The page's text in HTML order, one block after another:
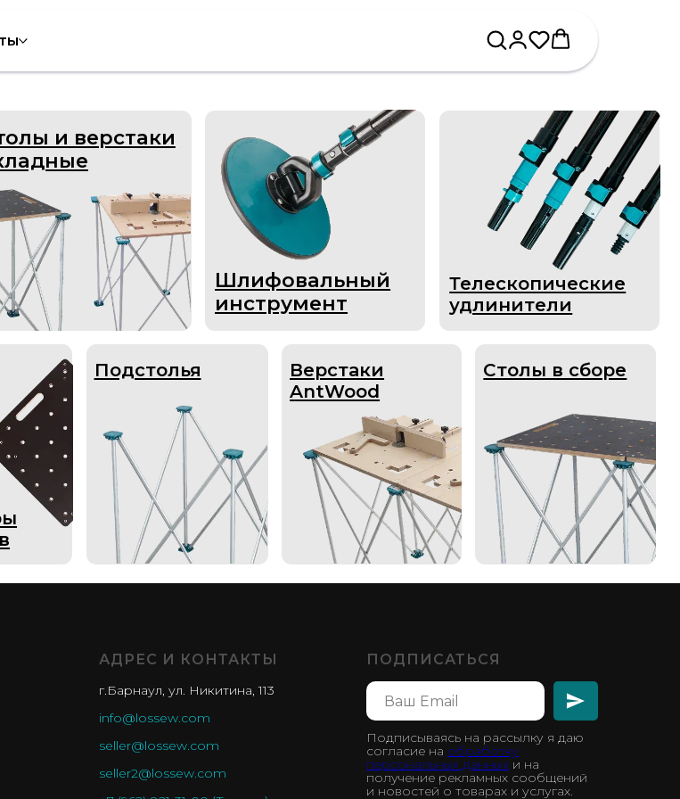
Шлифовальный
инструмент
удлинители
Подстолья
АДРЕС И КОНТАКТЫ
г.Барнаул, ул. Никитина, 113
info@lossew.com
seller@lossew.com
seller2@lossew.com
ПОДПИСАТЬСЯ
Подписываясь на рассылку я даю
согласие на обработку
персональных данных и на
получение рекламных сообщений
и новостей о товарах и услугах.